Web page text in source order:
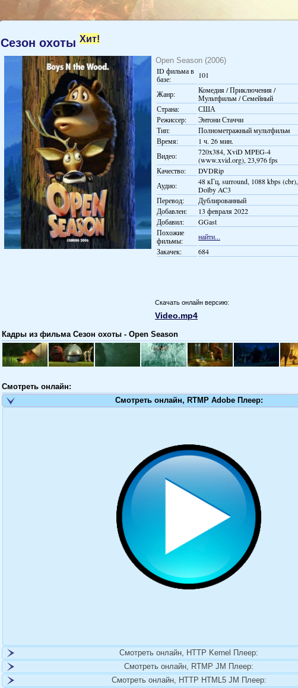
Сезон охоты Хит!
Open Season (2006)
ID фильма в
базе:
101
Жанр:
Комедия / Приключения /
Мультфильм / Семейный
Страна:
США
Режиссер:
Энтони Стаччи
Тип:
Полнометражный мультфильм
Время:
1 ч. 26 мин.
Видео:
720x384, XviD MPEG-4
(www.xvid.org), 23,976 fps
Качество:
DVDRip
Аудио:
48 кГц, surround, 1088 kbps (cbr),
Dolby AC3
Перевод:
Дублированный
Добавлен:
13 февраля 2022
Добавил:
GGast
Похожие
фильмы:
найти...
Закачек:
684
Скачать онлайн версию:
Video.mp4
Кадры из фильма Сезон охоты - Open Season
Смотреть онлайн:
Смотреть онлайн, RTMP Adobe Плеер:
Смотреть онлайн, HTTP Kernel Плеер:
Смотреть онлайн, RTMP JM Плеер:
Смотреть онлайн, HTTP HTML5 JM Плеер: